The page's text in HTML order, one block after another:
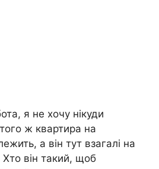
я не хочу нікуди
ж квартира на
а він тут взагалі на
він такий, щоб